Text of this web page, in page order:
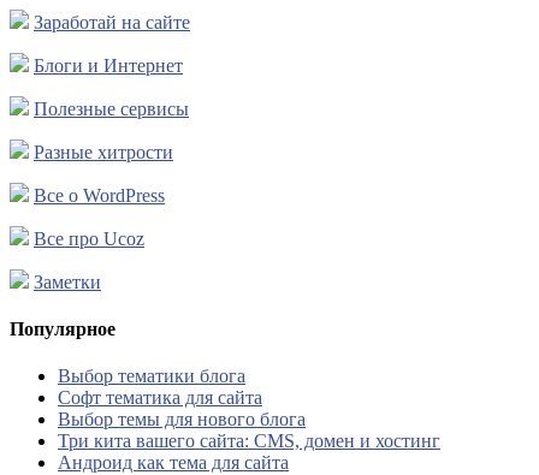
Заработай на сайте
Блоги и Интернет
Полезные сервисы
Разные хитрости
Все о WordPress
Все про Ucoz
Заметки
Популярное
Выбор тематики блога
Софт тематика для сайта
Выбор темы для нового блога
Три кита вашего сайта: CMS, домен и хостинг
Андроид как тема для сайта